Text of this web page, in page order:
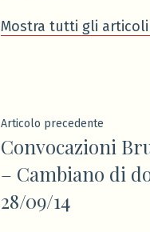
Mostra tutti gli
Navigazione
articoli
Articolo precedenteArticolo
Convocazioni
– Cambiano di
28/09/14